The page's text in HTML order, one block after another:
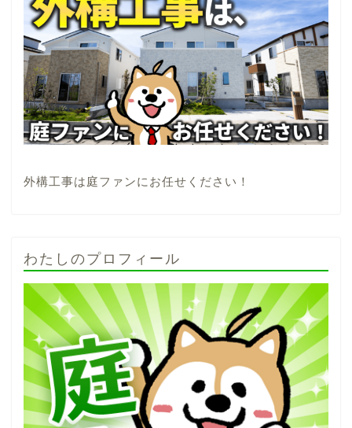
外構工事は庭ファンにお任せください！
わたしのプロフィール